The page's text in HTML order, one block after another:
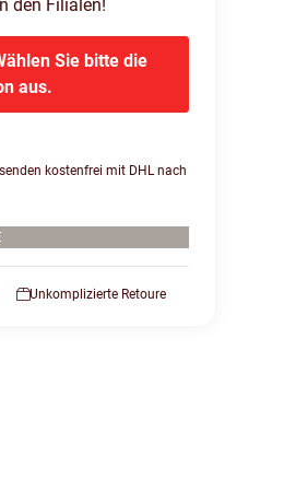
den Filialen!
Sie bitte die
aus.
kostenfrei mit DHL nach
Unkomplizierte Retoure